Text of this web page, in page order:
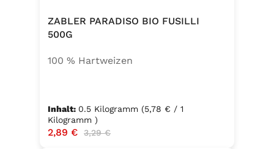
ZABLER PARADISO BIO FUSILLI
500G
100 % Hartweizen
Inhalt: 0.5 Kilogramm (5,78 € / 1
Kilogramm )
Verkaufspreis:
2,89 € Regulärer Preis:
3,29 €